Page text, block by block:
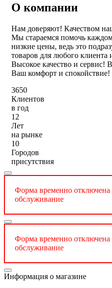
О компании
Нам доверяют! Качеством
Мы стараемся помочь
низкие цены, ведь это
товаров для любого
Высокое качество и сервис!
Ваш комфорт и спокойствие!
3650
Клиентов
в год
12
Лет
на рынке
10
Городов
присутствия
Форма временно отключена
обслуживание
Форма временно отключена
обслуживание
Информация о магазине